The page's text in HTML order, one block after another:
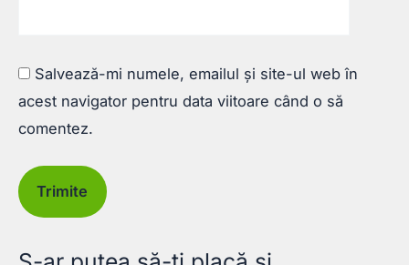
Salvează-mi numele, emailul și site-ul web în
acest navigator pentru data viitoare când o să
comentez.